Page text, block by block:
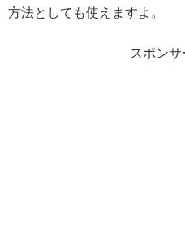
方法としても使えますよ。
スポンサ